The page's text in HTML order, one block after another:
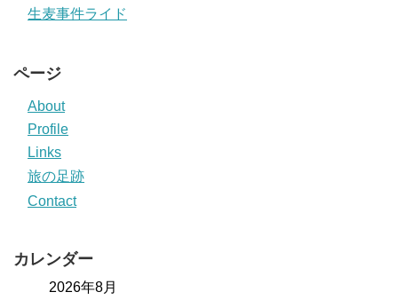
生麦事件ライド
ページ
About
Profile
Links
旅の足跡
Contact
カレンダー
2026年8月